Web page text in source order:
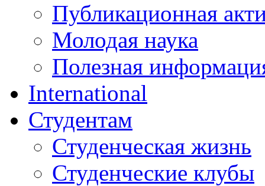
Публикационная
Молодая наука
Полезная
International
Студентам
Студенческая жизнь
Студенческие клубы